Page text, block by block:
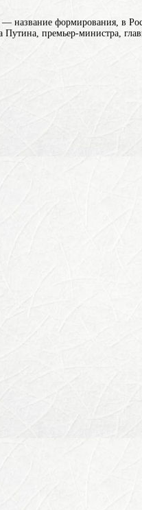
название формирования, в
премьер-министра,